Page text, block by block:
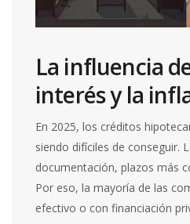
La influencia
interés y la
En 2025, los créditos
siendo difíciles de conseguir.
documentación, plazos más
Por eso, la mayoría de las
efectivo o con financiación